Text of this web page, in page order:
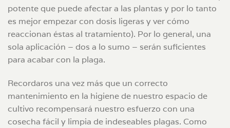
potente que puede afectar a las plantas y por lo tanto
es mejor empezar con dosis ligeras y ver cómo
reaccionan éstas al tratamiento). Por lo general, una
sola aplicación – dos a lo sumo – serán suficientes
para acabar con la plaga.
Recordaros una vez más que un correcto
mantenimiento en la higiene de nuestro espacio de
cultivo recompensará nuestro esfuerzo con una
cosecha fácil y limpia de indeseables plagas. Como